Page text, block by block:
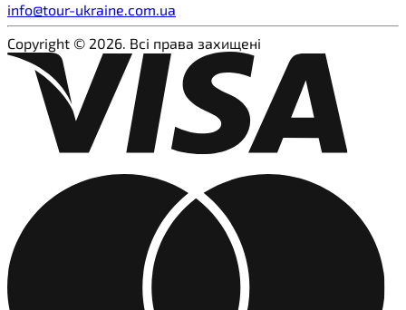
info@tour-ukraine.com.ua
Copyright © 2026. Всі права захищені